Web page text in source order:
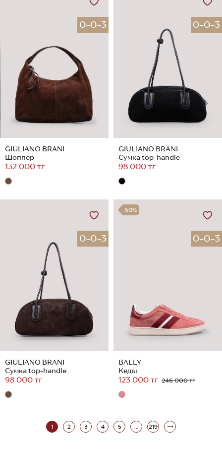
0-0-3
GIULIANO BRANI
Шоппер
132 000 тг
0-0-3
GIULIANO BRANI
Сумка top-handle
98 000 тг
0-0-3
GIULIANO BRANI
Сумка top-handle
98 000 тг
-50%
0-0-3
BALLY
Кеды
123 000 тг 246 000 тг
1 2 3 4 5 ... 219